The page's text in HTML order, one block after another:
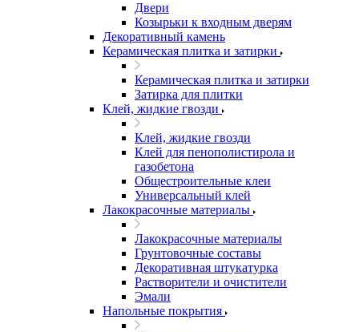
Двери
Козырьки к входным дверям
Декоративный камень
Керамическая плитка и затирки
Керамическая плитка и затирки
Затирка для плитки
Клей, жидкие гвозди
Клей, жидкие гвозди
Клей для пенополистирола и
газобетона
Общестроительные клеи
Универсальный клей
Лакокрасочные материалы
Лакокрасочные материалы
Грунтовочные составы
Декоративная штукатурка
Растворители и очистители
Эмали
Напольные покрытия